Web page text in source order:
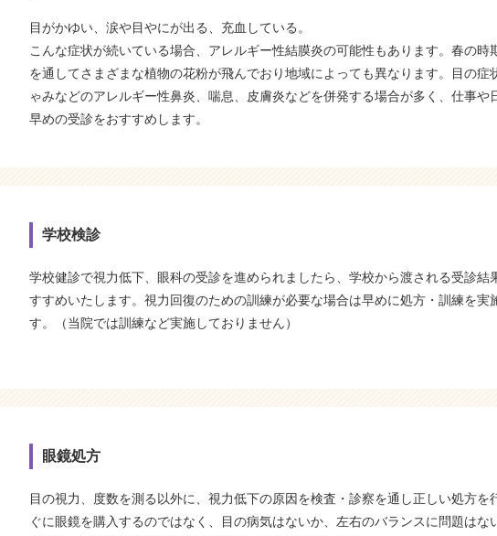
目がかゆい、涙や目やにが出る、充血している。
こんな症状が続いている場合、アレルギー性結膜炎の可能性もあります。春の時
を通してさまざまな植物の花粉が飛んでおり地域によっても異なります。目の症
ゃみなどのアレルギー性鼻炎、喘息、皮膚炎などを併発する場合が多く、仕事
早めの受診をおすすめします。
学校検診
学校健診で視力低下、眼科の受診を進められましたら、学校から渡される受診結
すすめいたします。視力回復のための訓練が必要な場合は早めに処方・訓練を実
す。（当院では訓練など実施しておりません）
眼鏡処方
目の視力、度数を測る以外に、視力低下の原因を検査・診察を通し正しい処方
ぐに眼鏡を購入するのではなく、目の病気はないか、左右のバランスに問題は